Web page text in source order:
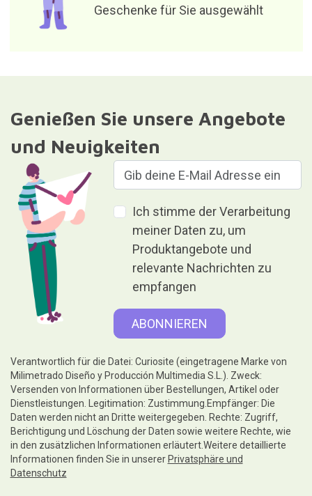
Geschenke für Sie ausgewählt
Genießen Sie unsere Angebote
und Neuigkeiten
Ich stimme der Verarbeitung
meiner Daten zu, um
Produktangebote und
relevante Nachrichten zu
empfangen
Verantwortlich für die Datei: Curiosite (eingetragene Marke von
Milimetrado Diseño y Producción Multimedia S.L.). Zweck:
Versenden von Informationen über Bestellungen, Artikel oder
Dienstleistungen. Legitimation: Zustimmung.Empfänger: Die
Daten werden nicht an Dritte weitergegeben. Rechte: Zugriff,
Berichtigung und Löschung der Daten sowie weitere Rechte, wie
in den zusätzlichen Informationen erläutert.Weitere detaillierte
Informationen finden Sie in unserer Privatsphäre und
Datenschutz